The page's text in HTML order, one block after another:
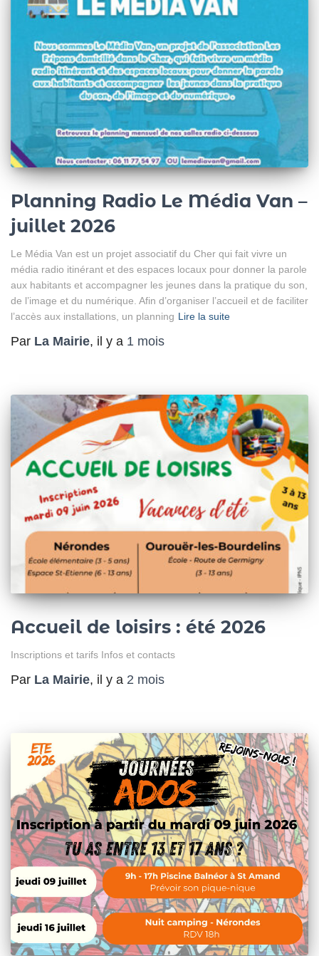
Planning Radio Le Média Van –
juillet 2026
Le Média Van est un projet associatif du Cher qui fait vivre un
média radio itinérant et des espaces locaux pour donner la parole
aux habitants et accompagner les jeunes dans la pratique du son,
de l’image et du numérique. Afin d’organiser l’accueil et de faciliter
l’accès aux installations, un planning Lire la suite
Par La Mairie, il y a 1 mois
Accueil de loisirs : été 2026
Inscriptions et tarifs Infos et contacts
Par La Mairie, il y a 2 mois